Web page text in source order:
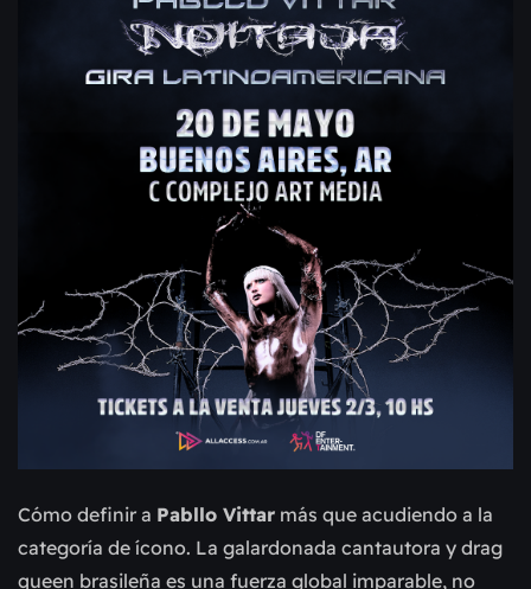
Cómo definir a Pabllo Vittar más que acudiendo a la
categoría de ícono. La galardonada cantautora y drag
queen brasileña es una fuerza global imparable, no